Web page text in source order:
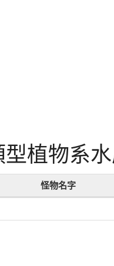
植物系
怪物名字